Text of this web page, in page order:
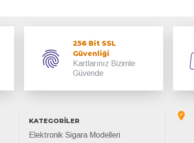
256 Bit SSL
Güvenliği
Kartlarınız Bizimle
Güvende
KATEGORİLER
Elektronik Sigara Modelleri